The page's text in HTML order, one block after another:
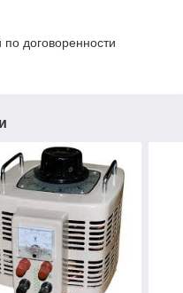
договоренности